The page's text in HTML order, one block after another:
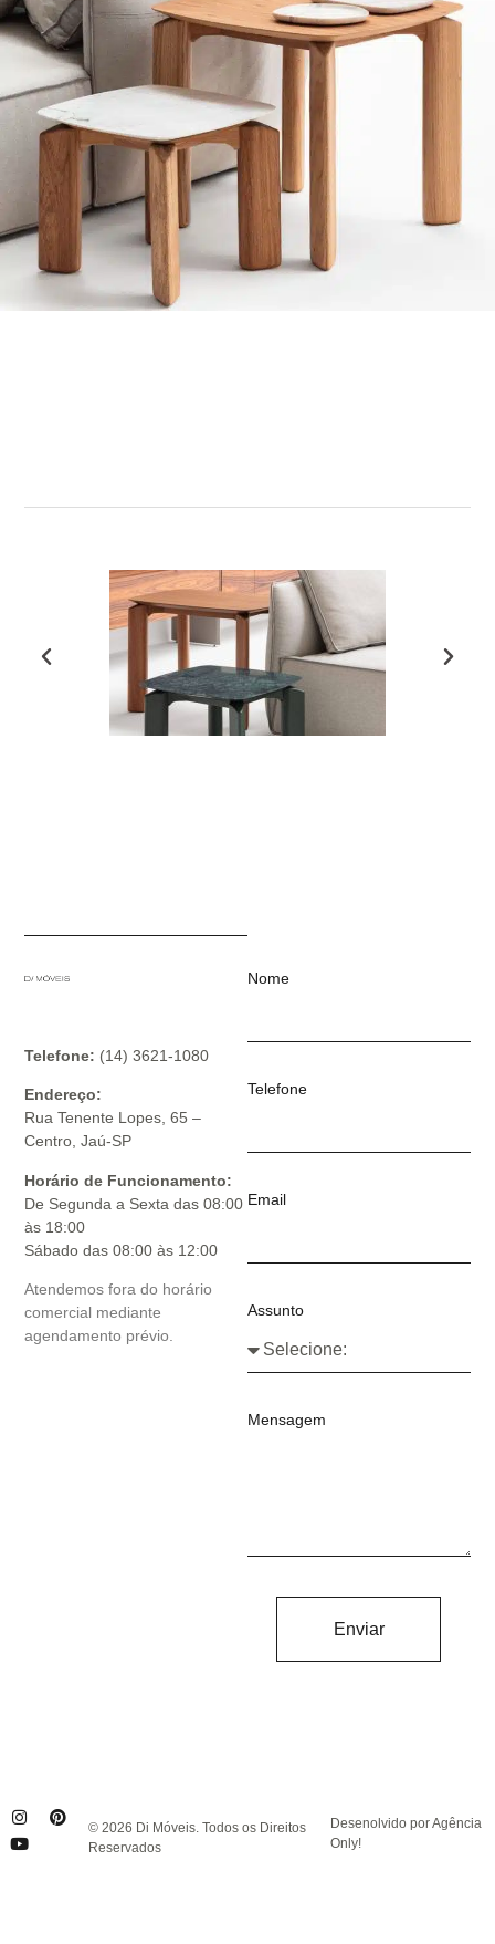
Telefone: (14) 3621-1080
Endereço:
Rua Tenente Lopes, 65 –
Centro, Jaú-SP
Horário de Funcionamento:
De Segunda a Sexta das 08:00
às 18:00
Sábado das 08:00 às 12:00
Atendemos fora do horário
comercial mediante
agendamento prévio.
Nome
Telefone
Email
Assunto
Mensagem
Enviar
© 2026 Di Móveis. Todos os Direitos
Reservados
Desenolvido por Agência
Only!